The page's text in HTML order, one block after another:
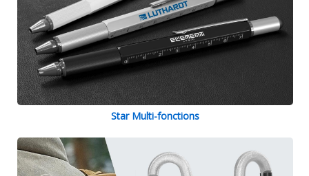
Star Multi-fonctions